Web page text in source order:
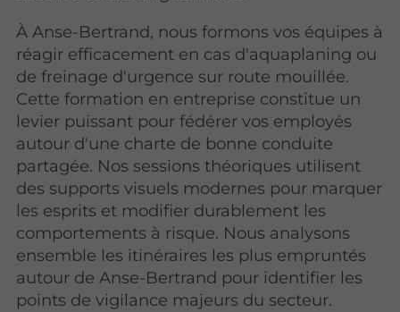
À Anse-Bertrand, nous formons vos équipes à
réagir efficacement en cas d'aquaplaning ou
de freinage d'urgence sur route mouillée.
Cette formation en entreprise constitue un
levier puissant pour fédérer vos employés
autour d'une charte de bonne conduite
partagée. Nos sessions théoriques utilisent
des supports visuels modernes pour marquer
les esprits et modifier durablement les
comportements à risque. Nous analysons
ensemble les itinéraires les plus empruntés
autour de Anse-Bertrand pour identifier les
points de vigilance majeurs du secteur.